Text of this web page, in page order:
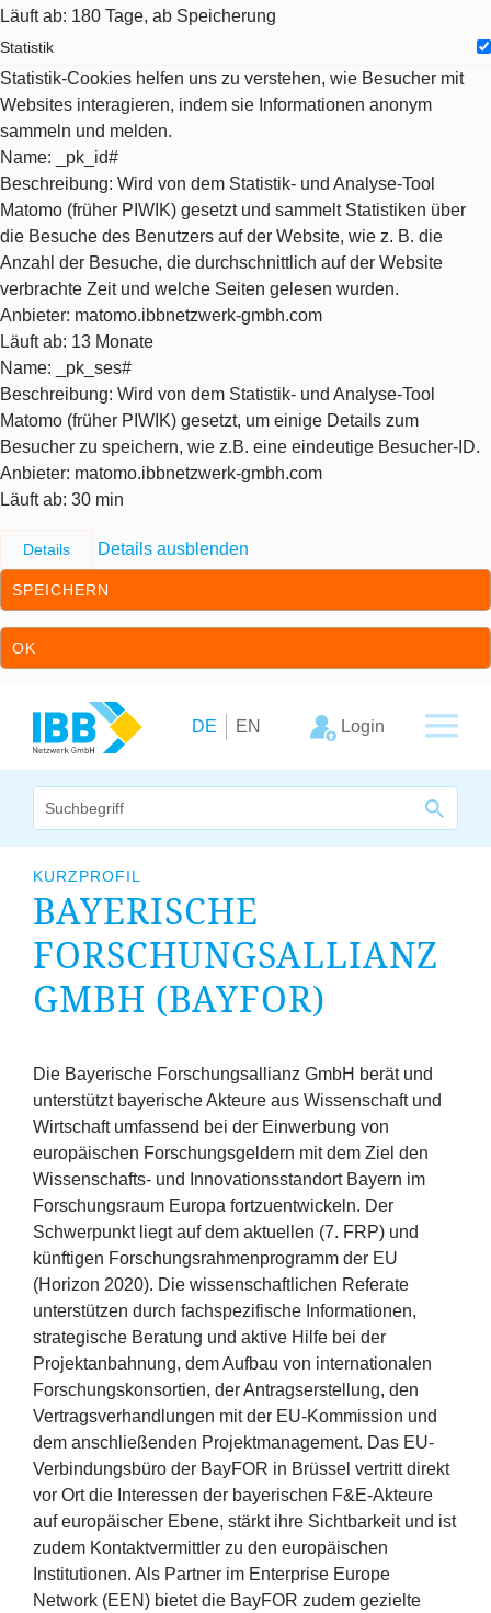
Läuft ab: 180 Tage, ab Speicherung
Statistik
Statistik-Cookies helfen uns zu verstehen, wie Besucher mit
Websites interagieren, indem sie Informationen anonym
sammeln und melden.
Name: _pk_id#
Beschreibung: Wird von dem Statistik- und Analyse-Tool
Matomo (früher PIWIK) gesetzt und sammelt Statistiken über
die Besuche des Benutzers auf der Website, wie z. B. die
Anzahl der Besuche, die durchschnittlich auf der Website
verbrachte Zeit und welche Seiten gelesen wurden.
Anbieter: matomo.ibbnetzwerk-gmbh.com
Läuft ab: 13 Monate
Name: _pk_ses#
Beschreibung: Wird von dem Statistik- und Analyse-Tool
Matomo (früher PIWIK) gesetzt, um einige Details zum
Besucher zu speichern, wie z.B. eine eindeutige Besucher-ID.
Anbieter: matomo.ibbnetzwerk-gmbh.com
Läuft ab: 30 min
Details Details ausblenden
SPEICHERN
OK
DE EN Login
Unternehmen
Cluster
Leistungsangebot
Arbeitskreise
Erfolge
Fördermöglichkeiten
Presse
Aktuelles
KURZPROFIL
BAYERISCHE
FORSCHUNGSALLIANZ
GMBH (BAYFOR)
Die Bayerische Forschungsallianz GmbH berät und
unterstützt bayerische Akteure aus Wissenschaft und
Wirtschaft umfassend bei der Einwerbung von
europäischen Forschungsgeldern mit dem Ziel den
Wissenschafts- und Innovationsstandort Bayern im
Forschungsraum Europa fortzuentwickeln. Der
Schwerpunkt liegt auf dem aktuellen (7. FRP) und
künftigen Forschungsrahmenprogramm der EU
(Horizon 2020). Die wissenschaftlichen Referate
unterstützen durch fachspezifische Informationen,
strategische Beratung und aktive Hilfe bei der
Projektanbahnung, dem Aufbau von internationalen
Forschungskonsortien, der Antragserstellung, den
Vertragsverhandlungen mit der EU-Kommission und
dem anschließenden Projektmanagement. Das EU-
Verbindungsbüro der BayFOR in Brüssel vertritt direkt
vor Ort die Interessen der bayerischen F&E‑Akteure
auf europäischer Ebene, stärkt ihre Sichtbarkeit und ist
zudem Kontaktvermittler zu den europäischen
Institutionen. Als Partner im Enterprise Europe
Network (EEN ) bietet die BayFOR zudem gezielte